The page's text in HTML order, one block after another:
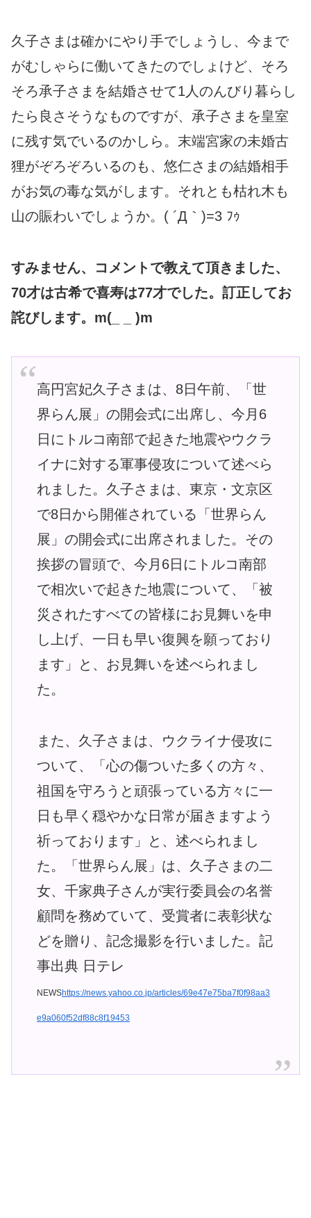
久子さまは確かにやり手でしょうし、今まで
がむしゃらに働いてきたのでしょけど、そろ
そろ承子さまを結婚させて1人のんびり暮らし
たら良さそうなものですが、承子さまを皇室
に残す気でいるのかしら。末端宮家の未婚古
狸がぞろぞろいるのも、悠仁さまの結婚相手
がお気の毒な気がします。それとも枯れ木も
山の賑わいでしょうか。( ´Д｀)=3 ﾌｩ
すみません、コメントで教えて頂きました、
70才は古希で喜寿は77才でした。訂正してお
詫びします。m(_ _ )m
高円宮妃久子さまは、8日午前、「世
界らん展」の開会式に出席し、今月6
日にトルコ南部で起きた地震やウクラ
イナに対する軍事侵攻について述べら
れました。久子さまは、東京・文京区
で8日から開催されている「世界らん
展」の開会式に出席されました。その
挨拶の冒頭で、今月6日にトルコ南部
で相次いで起きた地震について、「被
災されたすべての皆様にお見舞いを申
し上げ、一日も早い復興を願っており
ます」と、お見舞いを述べられまし
た。
また、久子さまは、ウクライナ侵攻に
ついて、「心の傷ついた多くの方々、
祖国を守ろうと頑張っている方々に一
日も早く穏やかな日常が届きますよう
祈っております」と、述べられまし
た。「世界らん展」は、久子さまの二
女、千家典子さんが実行委員会の名誉
顧問を務めていて、受賞者に表彰状な
どを贈り、記念撮影を行いました。記
事出典 日テレ
NEWShttps://news.yahoo.co.jp/articles/69e47e75ba7f0f98aa3
e9a060f52df88c8f19453